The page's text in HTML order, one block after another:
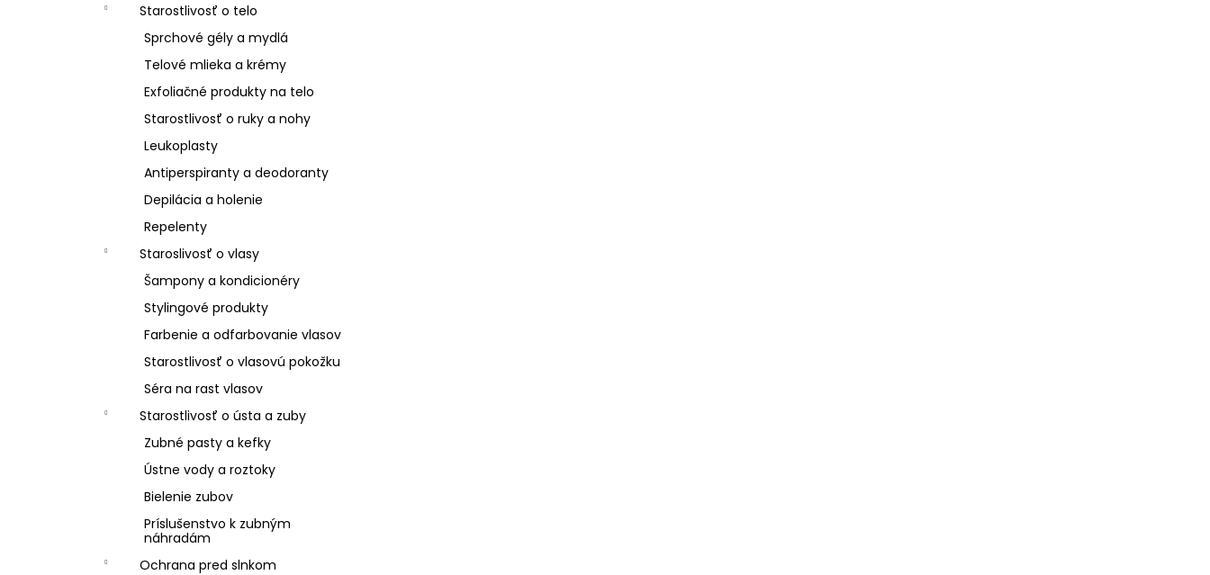
Starostlivosť o telo
Sprchové gély a mydlá
Telové mlieka a krémy
Exfoliačné produkty na telo
Starostlivosť o ruky a nohy
Leukoplasty
Antiperspiranty a deodoranty
Depilácia a holenie
Repelenty
Staroslivosť o vlasy
Šampony a kondicionéry
Stylingové produkty
Farbenie a odfarbovanie vlasov
Starostlivosť o vlasovú pokožku
Séra na rast vlasov
Starostlivosť o ústa a zuby
Zubné pasty a kefky
Ústne vody a roztoky
Bielenie zubov
Príslušenstvo k zubným
náhradám
Ochrana pred slnkom